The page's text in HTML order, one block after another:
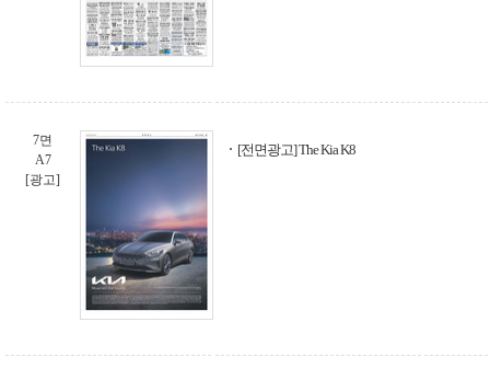
7면
A7
[광고]
[전면광고] The Kia K8